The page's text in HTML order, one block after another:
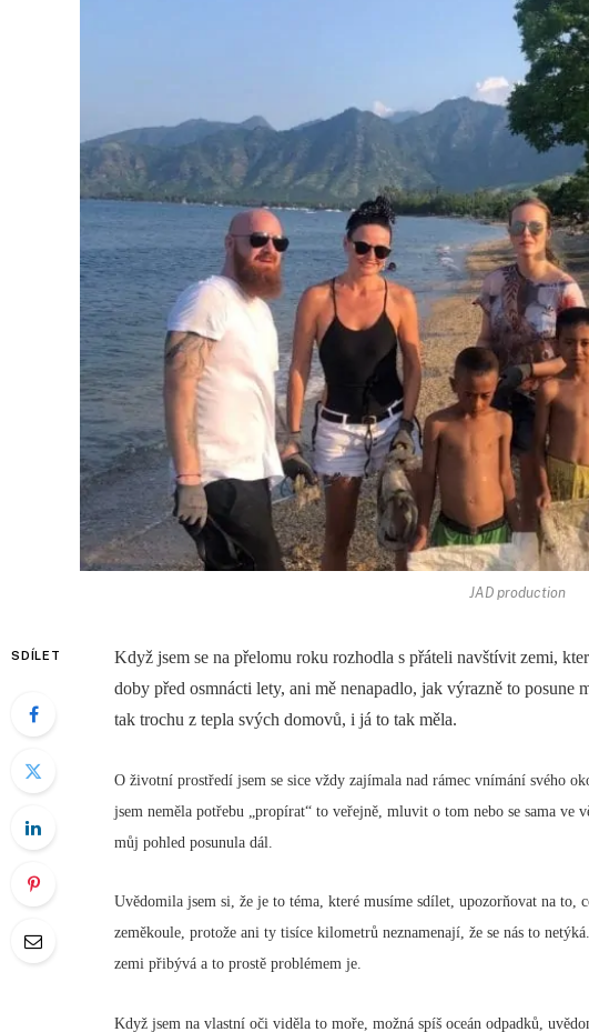
JAD production
SDÍLET
Když jsem se na přelomu roku rozhodla s přáteli navštívit zemi,
doby před osmnácti lety, ani mě nenapadlo, jak výrazně to
tak trochu z tepla svých domovů, i já to tak měla.
O životní prostředí jsem se sice vždy zajímala nad rámec vnímání svého
jsem neměla potřebu „propírat“ to veřejně, mluvit o tom nebo se sama ve
můj pohled posunula dál.
Uvědomila jsem si, že je to téma, které musíme sdílet, upozorňovat na to,
zeměkoule, protože ani ty tisíce kilometrů neznamenají, že se nás to
zemi přibývá a to prostě problémem je.
Když jsem na vlastní oči viděla to moře, možná spíš oceán odpadků,